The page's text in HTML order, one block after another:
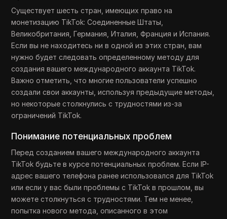
Существует шесть стран, имеющих право на
монетизацию TikTok: Соединенные Штаты,
Великобритания, Германия, Италия, Франция и Испания.
Если вы не находитесь ни в одной из этих стран, вам
нужно будет следовать определенному методу для
создания вашего международного аккаунта TikTok.
Важно отметить, что многие пользователи успешно
создали свои аккаунты, используя предыдущие методы,
но некоторые столкнулись с трудностями из-за
ограничений TikTok.
Понимание потенциальных проблем
Перед созданием вашего международного аккаунта
TikTok будьте в курсе потенциальных проблем. Если IP-
адрес вашего телефона ранее использовался для TikTok
или если у вас были проблемы с TikTok в прошлом, вы
можете столкнуться с трудностями. Тем не менее,
попытка нового метода, описанного в этом